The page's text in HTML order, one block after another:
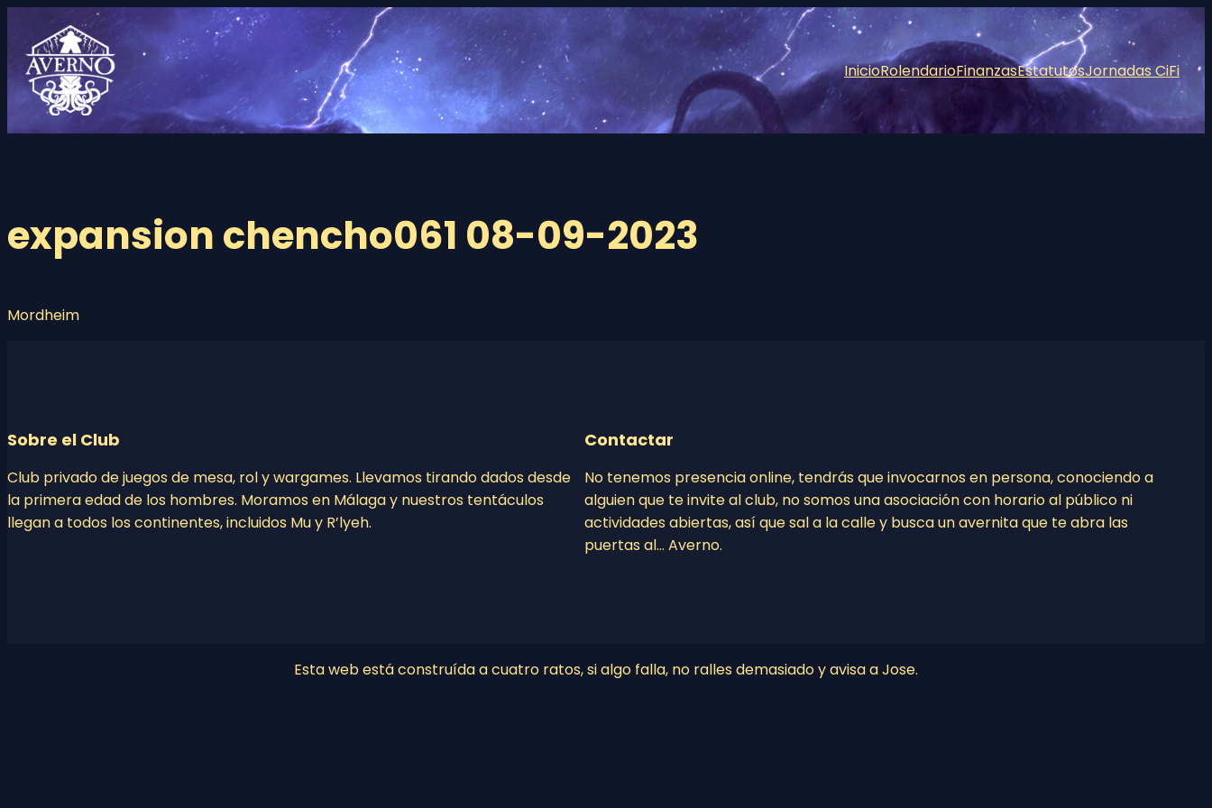
contenido
InicioRolendarioFinanzasEstatutosJornadas CiFi
expansion chencho061 08-09-2023
Mordheim
Sobre el Club
Club privado de juegos de mesa, rol y wargames. Llevamos tirando dados desde
la primera edad de los hombres. Moramos en Málaga y nuestros tentáculos
llegan a todos los continentes, incluidos Mu y R’lyeh.
Contactar
No tenemos presencia online, tendrás que invocarnos en persona, conociendo a
alguien que te invite al club, no somos una asociación con horario al público ni
actividades abiertas, así que sal a la calle y busca un avernita que te abra las
puertas al… Averno.
Esta web está construída a cuatro ratos, si algo falla, no ralles demasiado y avisa a Jose.